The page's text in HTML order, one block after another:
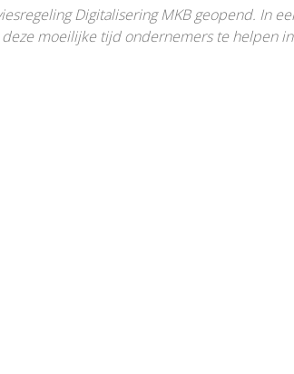
Digitalisering MKB geopend. In
moeilijke tijd ondernemers te helpen